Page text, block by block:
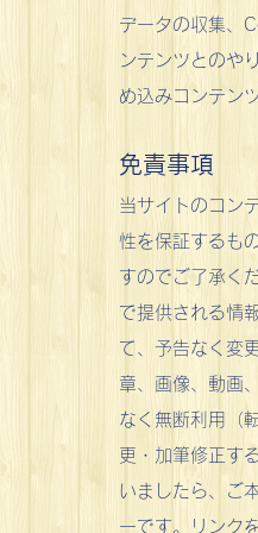
データの収集、
ンテンツとのや
め込みコンテン
免責事項
当サイトのコン
性を保証するも
すのでご了承く
で提供される情
て、予告なく変
章、画像、動画
なく無断利用（
更・加筆修正す
いましたら、ご
ーです。リンク